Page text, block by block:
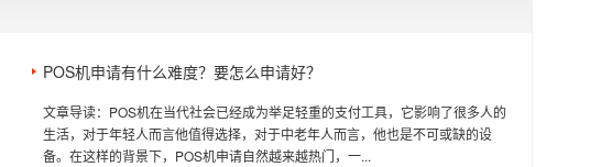
POS机申请有什么难度？要怎么申请好？
文章导读：POS机在当代社会已经成为举足轻重的支付工具，它影响了很多人的
生活，对于年轻人而言他值得选择，对于中老年人而言，他也是不可或缺的设
备。在这样的背景下，POS机申请自然越来越热门，一...